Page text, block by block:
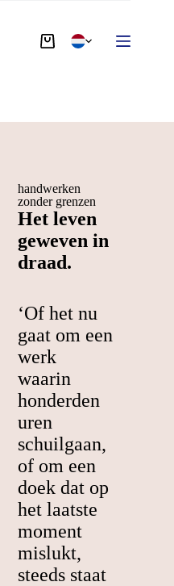
handwerken
zonder grenzen
Het leven
geweven in
draad.
‘Of het nu
gaat om een
werk
waarin
honderden
uren
schuilgaan,
of om een
doek dat op
het laatste
moment
mislukt,
steeds staat